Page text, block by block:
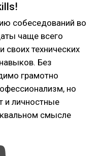
собеседований во
чаще всего
технических
Без
грамотно
но
и личностные
смысле